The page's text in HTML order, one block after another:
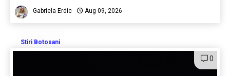
Gabriela Erdic Aug 09, 2026
Stiri Botosani
0